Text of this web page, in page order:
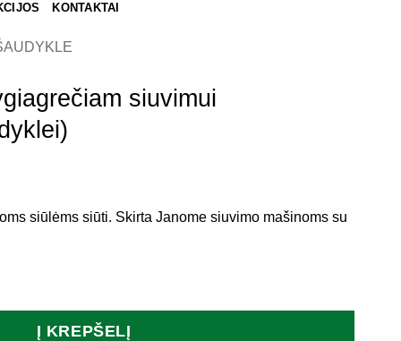
KONTAKTAI
siuvimui
siūlėms siūti. Skirta Janome siuvimo mašinoms su
Į KREPŠELĮ